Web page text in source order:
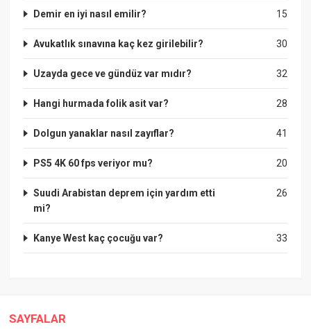
15
Demir en iyi nasıl emilir?
30
Avukatlık sınavına kaç kez girilebilir?
32
Uzayda gece ve gündüz var mıdır?
28
Hangi hurmada folik asit var?
41
Dolgun yanaklar nasıl zayıflar?
20
PS5 4K 60 fps veriyor mu?
26
Suudi Arabistan deprem için yardım etti
mi?
33
Kanye West kaç çocuğu var?
SAYFALAR